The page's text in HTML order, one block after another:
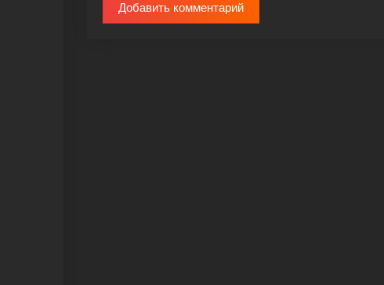
Добавить комментарий